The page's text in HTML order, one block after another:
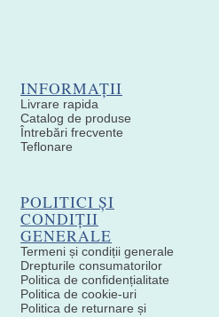
INFORMAȚII
Livrare rapida
Catalog de produse
Întrebări frecvente
Teflonare
POLITICI ȘI
CONDIȚII
GENERALE
Termeni și condiții generale
Drepturile consumatorilor
Politica de confidențialitate
Politica de cookie-uri
Politica de returnare și